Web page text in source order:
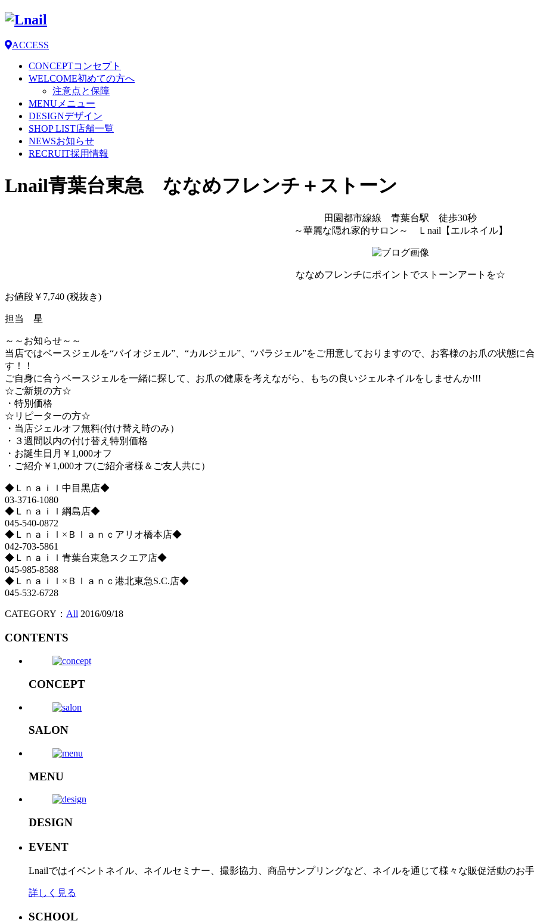
ACCESS
CONCEPTコンセプト
WELCOME初めての方へ
注意点と保障
MENU メニュー
DESIGNデザイン
SHOP LIST店舗一覧
NEWSお知らせ
RECRUIT採用情報
Lnail青葉台東急 ななめフレンチ＋ストーン
田園都市線線 青葉台駅 徒歩30秒
～華麗な隠れ家的サロン～ Ｌnail【エルネイル】
ななめフレンチにポイントでストーンアートを☆
お値段￥7,740 (税抜き)
担当 星
～～お知らせ～～
当店ではベースジェルを“バイオジェル”、“カルジェル”、“パラジェル”をご用意しておりますので、お客様のお爪の状態
す！！
ご自身に合うベースジェルを一緒に探して、お爪の健康を考えながら、もちの良いジェルネイルをしませんか!!!
☆ご新規の方☆
・特別価格
☆リピーターの方☆
・当店ジェルオフ無料(付け替え時のみ）
・３週間以内の付け替え特別価格
・お誕生日月￥1,000オフ
・ご紹介￥1,000オフ(ご紹介者様＆ご友人共に）
◆Ｌｎａｉｌ中目黒店◆
03-3716-1080
◆Ｌｎａｉｌ綱島店◆
045-540-0872
◆Ｌｎａｉｌ×Ｂｌａｎｃアリオ橋本店◆
042-703-5861
◆Ｌｎａｉｌ青葉台東急スクエア店◆
045-985-8588
◆Ｌｎａｉｌ×Ｂｌａｎｃ港北東急S.C.店◆
045-532-6728
CATEGORY： All 2016/09/18
CONTENTS
CONCEPT
SALON
MENU
DESIGN
EVENT
Lnailではイベントネイル、ネイルセミナー、撮影協力、商品サンプリングなど、ネイルを通じて様々な販促活動のお手
詳しく見る
SCHOOL